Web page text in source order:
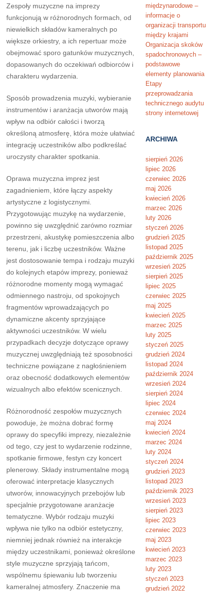
Zespoły muzyczne na imprezy
funkcjonują w różnorodnych formach, od
niewielkich składów kameralnych po
większe orkiestry, a ich repertuar może
obejmować sporo gatunków muzycznych,
dopasowanych do oczekiwań odbiorców i
charakteru wydarzenia.
Sposób prowadzenia muzyki, wybieranie
instrumentów i aranżacja utworów mają
wpływ na odbiór całości i tworzą
określoną atmosferę, która może ułatwiać
integrację uczestników albo podkreślać
uroczysty charakter spotkania.
Oprawa muzyczna imprez jest
zagadnieniem, które łączy aspekty
artystyczne z logistycznymi.
Przygotowując muzykę na wydarzenie,
powinno się uwzględnić zarówno rozmiar
przestrzeni, akustykę pomieszczenia albo
terenu, jak i liczbę uczestników. Ważne
jest dostosowanie tempa i rodzaju muzyki
do kolejnych etapów imprezy, ponieważ
różnorodne momenty mogą wymagać
odmiennego nastroju, od spokojnych
fragmentów wprowadzających po
dynamiczne akcenty sprzyjające
aktywności uczestników. W wielu
przypadkach decyzje dotyczące oprawy
muzycznej uwzględniają też sposobności
techniczne powiązane z nagłośnieniem
oraz obecność dodatkowych elementów
wizualnych albo efektów scenicznych.
Różnorodność zespołów muzycznych
powoduje, że można dobrać formę
oprawy do specyfiki imprezy, niezależnie
od tego, czy jest to wydarzenie rodzinne,
spotkanie firmowe, festyn czy koncert
plenerowy. Składy instrumentalne mogą
oferować interpretacje klasycznych
utworów, innowacyjnych przebojów lub
specjalnie przygotowane aranżacje
tematyczne. Wybór rodzaju muzyki
wpływa nie tylko na odbiór estetyczny,
niemniej jednak również na interakcje
między uczestnikami, ponieważ określone
style muzyczne sprzyjają tańcom,
wspólnemu śpiewaniu lub tworzeniu
kameralnej atmosfery. Znaczenie ma
międzynarodowe –
informacje o
organizacji transportu
między krajami
Organizacja skoków
spadochronowych –
podstawowe
elementy planowania
Etapy
przeprowadzania
technicznego audytu
strony internetowej
ARCHIWA
sierpień 2026
lipiec 2026
czerwiec 2026
maj 2026
kwiecień 2026
marzec 2026
luty 2026
styczeń 2026
grudzień 2025
listopad 2025
październik 2025
wrzesień 2025
sierpień 2025
lipiec 2025
czerwiec 2025
maj 2025
kwiecień 2025
marzec 2025
luty 2025
styczeń 2025
grudzień 2024
listopad 2024
październik 2024
wrzesień 2024
sierpień 2024
lipiec 2024
czerwiec 2024
maj 2024
kwiecień 2024
marzec 2024
luty 2024
styczeń 2024
grudzień 2023
listopad 2023
październik 2023
wrzesień 2023
sierpień 2023
lipiec 2023
czerwiec 2023
maj 2023
kwiecień 2023
marzec 2023
luty 2023
styczeń 2023
grudzień 2022